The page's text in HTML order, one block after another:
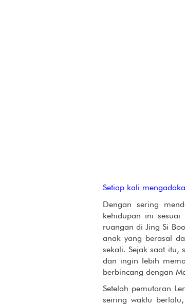
Setiap kali
Dengan sering
kehidupan ini sesuai
ruangan di Jing Si
anak yang berasal
sekali. Sejak saat itu,
dan ingin lebih
berbincang dengan
Setelah pemutaran
seiring waktu